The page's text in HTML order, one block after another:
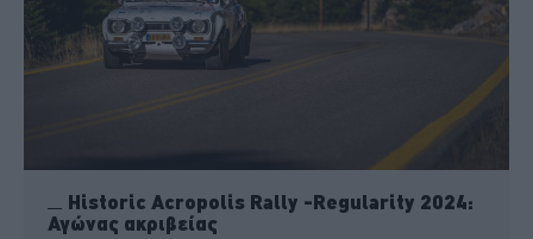
Historic Acropolis Rally -Regularity 2024:
Αγώνας ακριβείας